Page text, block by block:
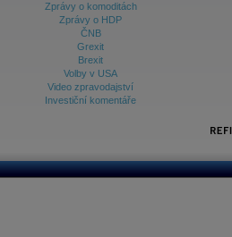
Zprávy o komoditách
Zprávy o HDP
ČNB
Grexit
Brexit
Volby v USA
Video zpravodajství
Investiční komentáře